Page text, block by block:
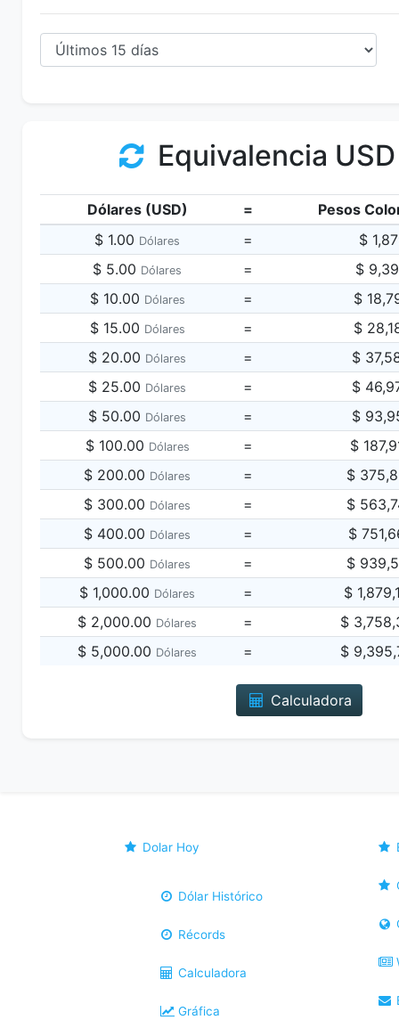
Equivalencia
Dólares (USD) =
Pesos
$ 1.00 Dólares = $
$ 5.00 Dólares = $
$ 10.00 Dólares = $
$ 15.00 Dólares = $
$ 20.00 Dólares = $
$ 25.00 Dólares = $
$ 50.00 Dólares = $
$ 100.00 Dólares = $
$ 200.00 Dólares = $
$ 300.00 Dólares = $
$ 400.00 Dólares = $
$ 500.00 Dólares = $
$ 1,000.00 Dólares = $
$ 2,000.00 Dólares = $
$ 5,000.00 Dólares = $
Calculadora
Dolar Hoy
Dólar Histórico
Récords
Calculadora
Gráfica